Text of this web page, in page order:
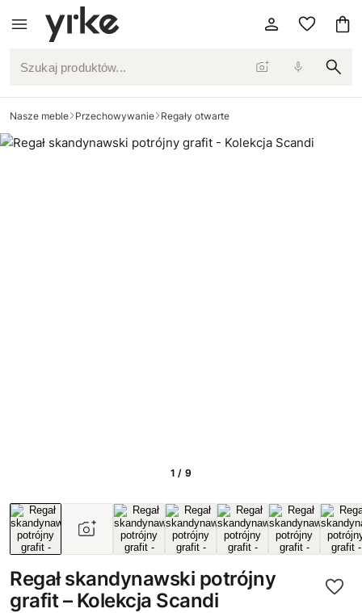
Szukaj produktów...
Nasze meble Przechowywanie Regały otwarte
1 / 9
Regał skandynawski potrójny
grafit – Kolekcja Scandi